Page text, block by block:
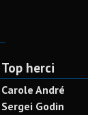
Top herci
Carole André
Sergei Godin